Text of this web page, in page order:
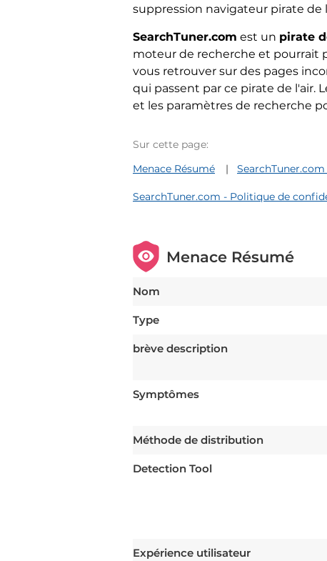
suppression navigateur pirate de
SearchTuner.com est un pirate
moteur de recherche et pourrait
vous retrouver sur des pages
qui passent par ce pirate de l'air.
et les paramètres de recherche
Sur cette page:
Menace Résumé
SearchTuner.com - Politique de
Menace Résumé
Nom
Type
brève description
Symptômes
Méthode de distribution
Detection Tool
Expérience utilisateur